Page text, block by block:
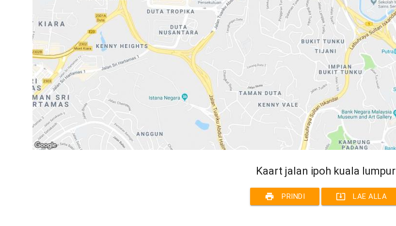
Kaart jalan ipoh kuala lumpur
print PRINDI system_update_alt LAE ALLA